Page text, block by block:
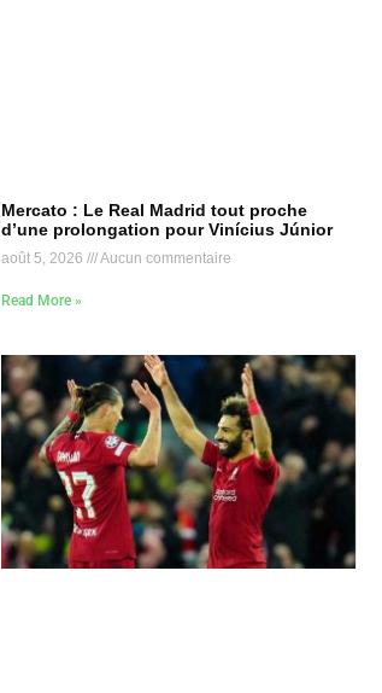
Mercato : Le Real Madrid tout proche
d’une prolongation pour Vinícius Júnior
août 5, 2026 Aucun commentaire
Read More »